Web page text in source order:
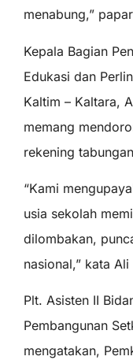
menabung,”
Kepala Bagian
Edukasi dan
Kaltim – Kaltara,
memang
rekening
“Kami
usia sekolah
dilombakan,
nasional,” kata Ali
Plt. Asisten II
Pembangunan
mengatakan,